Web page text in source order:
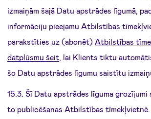
izmaiņām šajā Datu apstrādes līgumā,
informāciju pieejamu Atbilstības
parakstīties uz (abonēt) Atbilstības
datplūsmu šeit , lai Klients tiktu
šo Datu apstrādes līgumu saistītu
15.3. Šī Datu apstrādes līguma grozījumi
to publicēšanas Atbilstības